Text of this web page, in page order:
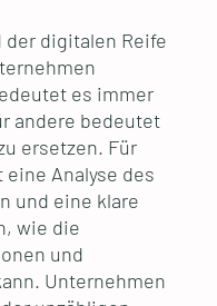
der digitalen Reife
es immer
andere bedeutet
ersetzen. Für
Analyse des
und eine klare
wie die
und
Unternehmen